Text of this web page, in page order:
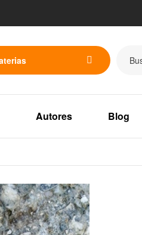
Autores Blog